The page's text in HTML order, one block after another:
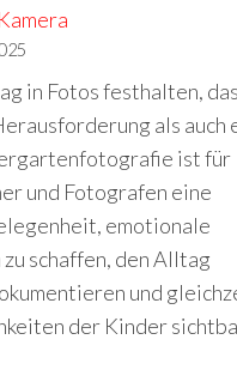
in Fotos festhalten,
als auch
ist für
und Fotografen eine
emotionale
schaffen, den Alltag
und
der Kinder